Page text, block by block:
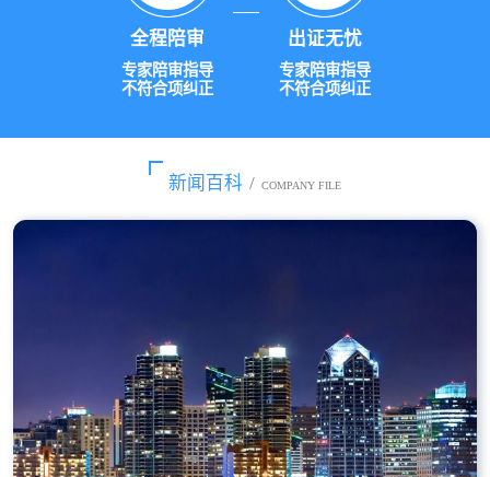
全程陪审
专家陪审指导
不符合项纠正
出证无忧
专家陪审指导
不符合项纠正
新闻百科 / COMPANY FILE